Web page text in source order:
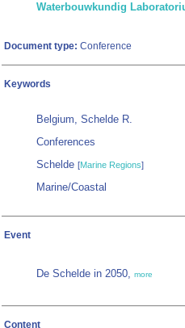
Waterbouwkundig
Document type: Conference
Keywords
Belgium, Schelde R.
Conferences
Schelde [Marine Regions]
Marine/Coastal
Event
De Schelde in 2050, more
Content